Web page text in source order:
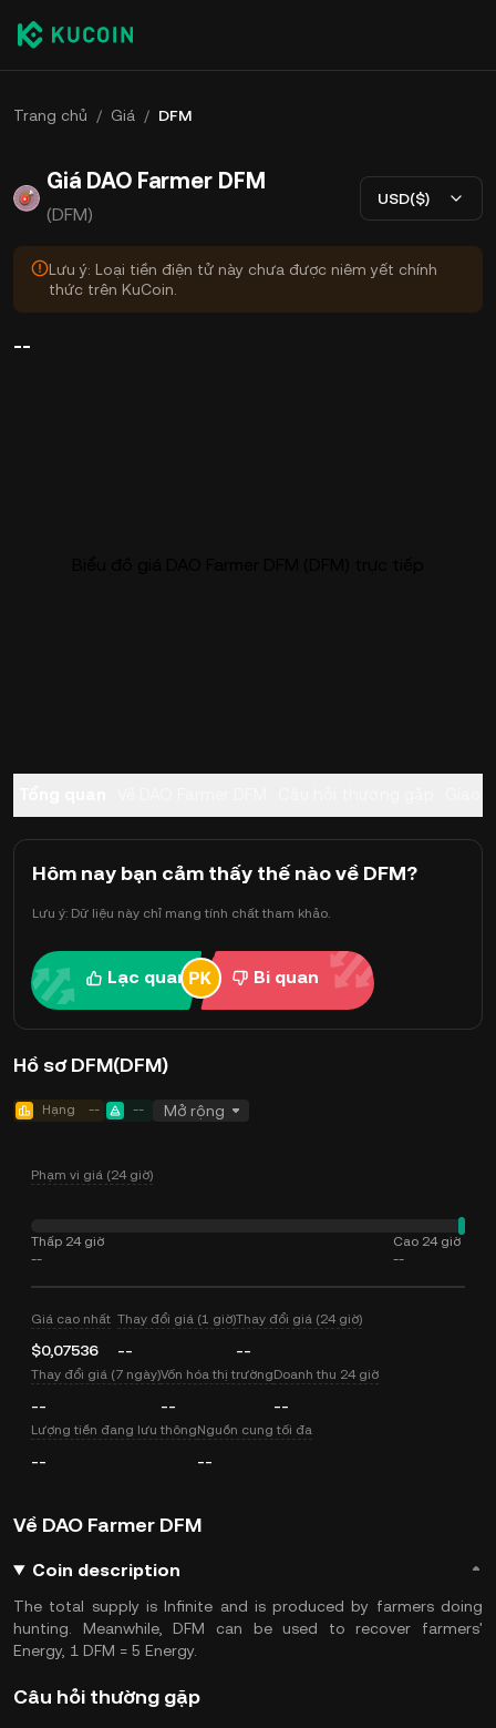
Trang chủ / Giá / DFM
Giá DAO Farmer DFM
(DFM)
USD($)
Lưu ý: Loại tiền điện tử này chưa được niêm yết chính
thức trên KuCoin.
--
Hôm nay bạn cảm thấy thế nào về DFM?
Lưu ý: Dữ liệu này chỉ mang tính chất tham khảo.
Lạc quan Bi quan
Hồ sơ DFM(DFM)
Hạng -- -- Mở rộng
Phạm vi giá (24 giờ)
Thấp 24 giờ
--
Cao 24 giờ
--
Giá cao nhất
$0,07536
Thay đổi giá (1 giờ)
--
Thay đổi giá (24 giờ)
--
Thay đổi giá (7 ngày)
--
Vốn hóa thị trường
--
Doanh thu 24 giờ
--
Lượng tiền đang lưu thông
--
Nguồn cung tối đa
--
Về DAO Farmer DFM
Coin description
The total supply is Infinite and is produced by farmers doing
hunting. Meanwhile, DFM can be used to recover farmers'
Energy, 1 DFM = 5 Energy.
Câu hỏi thường gặp